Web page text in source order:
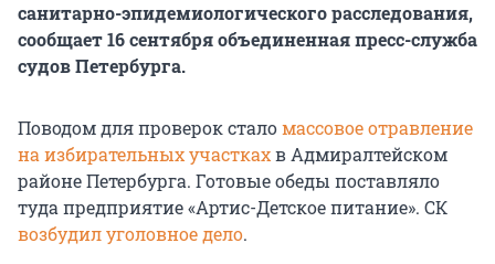
санитарно-эпидемиологического расследования,
сообщает 16 сентября объединенная пресс-служба
судов Петербурга.
Поводом для проверок сталомассовое отравление
на избирательных участкахв Адмиралтейском
районе Петербурга. Готовые обеды поставляло
туда предприятие «Артис-Детское питание». СК
возбудил уголовное дело.